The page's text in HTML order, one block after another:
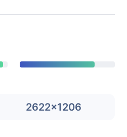
2622x1206